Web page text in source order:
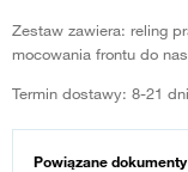
Zestaw zawiera: reling
mocowania frontu do
Termin dostawy: 8-21
Powiązane dokumenty